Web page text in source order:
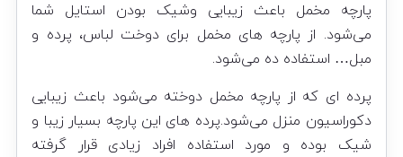
پارچه مخمل باعث زیبایی وشیک بودن استایل شما
می‌شود. از پارچه های مخمل برای دوخت لباس، پرده و
مبل… استفاده ده می‌شود.
پرده ای که از پارچه مخمل دوخته می‌شود باعث زیبایی
دکوراسیون منزل می‌شود.پرده های این پارچه بسیار زیبا و
شیک بوده و مورد استفاده افراد زیادی قرار گرفته